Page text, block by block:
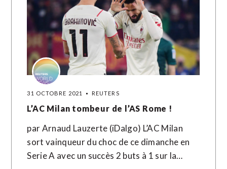
31 OCTOBRE 2021 REUTERS
L’AC Milan tombeur de l’AS Rome !
par Arnaud Lauzerte (iDalgo) L’AC Milan
sort vainqueur du choc de ce dimanche en
Serie A avec un succès 2 buts à 1 sur la…